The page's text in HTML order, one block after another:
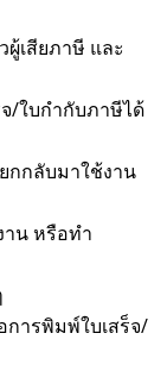
เสียภาษี และ
/ใบกำกับภาษีได้
กกลับมาใช้งาน
าน หรือทำ
ารพิมพ์ใบเสร็จ/